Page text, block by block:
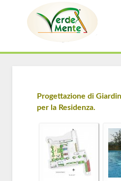
Progettazione di
per la Residenza.